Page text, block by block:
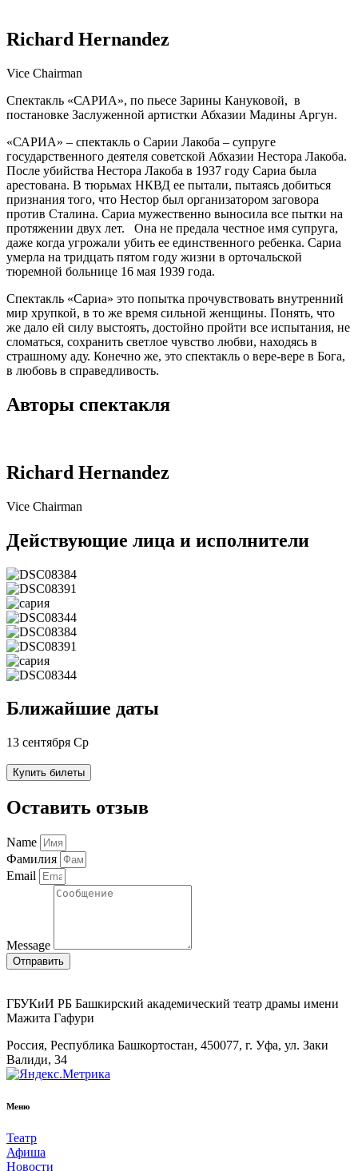
Richard Hernandez
Vice Chairman
Спектакль «САРИА», по пьесе Зарины Кануковой, в
постановке Заслуженной артистки Абхазии Мадины Аргун.
«САРИА» – спектакль о Сарии Лакоба – супруге
государственного деятеля советской Абхазии Нестора Лакоба.
После убийства Нестора Лакоба в 1937 году Сариа была
арестована. В тюрьмах НКВД ее пытали, пытаясь добиться
признания того, что Нестор был организатором заговора
против Сталина. Сариа мужественно выносила все пытки на
протяжении двух лет. Она не предала честное имя супруга,
даже когда угрожали убить ее единственного ребенка. Сариа
умерла на тридцать пятом году жизни в орточальской
тюремной больнице 16 мая 1939 года.
Спектакль «Сариа» это попытка прочувствовать внутренний
мир хрупкой, в то же время сильной женщины. Понять, что
же дало ей силу выстоять, достойно пройти все испытания, не
сломаться, сохранить светлое чувство любви, находясь в
страшному аду. Конечно же, это спектакль о вере-вере в Бога,
в любовь в справедливость.
Авторы спектакля
Richard Hernandez
Vice Chairman
Действующие лица и исполнители
Ближайшие даты
13 сентября Ср
Купить билеты
Оставить отзыв
Name
Фамилия
Email
Message
Отправить
ГБУКиИ РБ Башкирский академический театр драмы имени
Мажита Гафури
Россия, Республика Башкортостан, 450077, г. Уфа, ул. Заки
Валиди, 34
Меню
Театр
Афиша
Новости